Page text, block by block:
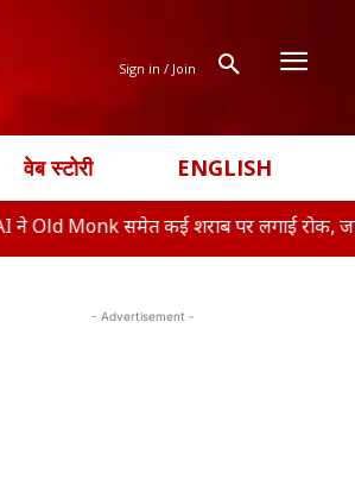
Sign in / Join
वेब स्टोरी ENGLISH
समेत कई शराब पर लगाई रोक, जानिए क्या ह�
- Advertisement -